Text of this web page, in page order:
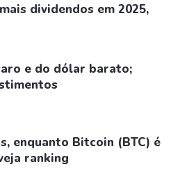
dividendos em 2025,
e do dólar barato;
enquanto Bitcoin (BTC) é
ranking